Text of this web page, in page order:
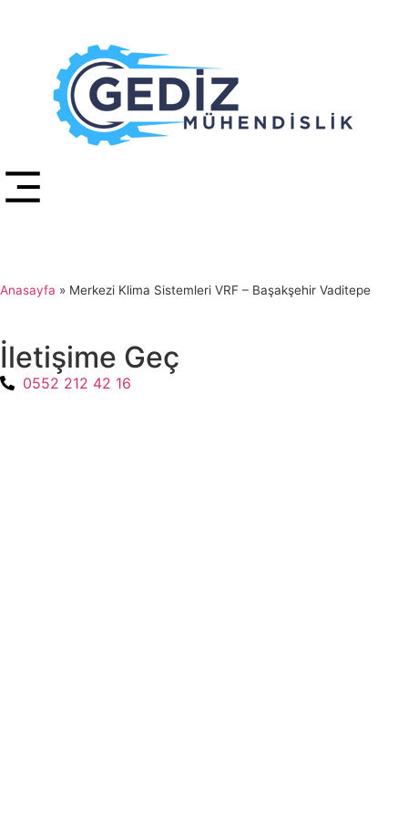
Anasayfa » Merkezi Klima Sistemleri VRF – Başakşehir Vaditepe
İletişime Geç
0552 212 42 16